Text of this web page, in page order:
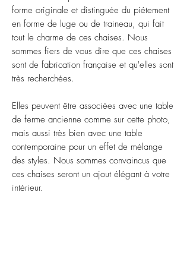
forme originale et distinguée du piétement
en forme de luge ou de traineau, qui fait
tout le charme de ces chaises. Nous
sommes fiers de vous dire que ces chaises
sont de fabrication française et qu'elles sont
très recherchées.
Elles peuvent être associées avec une table
de ferme ancienne comme sur cette photo,
mais aussi très bien avec une table
contemporaine pour un effet de mélange
des styles. Nous sommes convaincus que
ces chaises seront un ajout élégant à votre
intérieur.